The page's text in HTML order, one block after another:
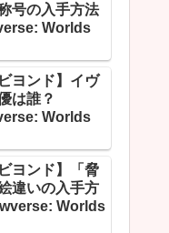
号の入手方法
Worlds
ヨンド】イヴ
は誰？
Worlds
ヨンド】「脅
違いの入手方
Worlds